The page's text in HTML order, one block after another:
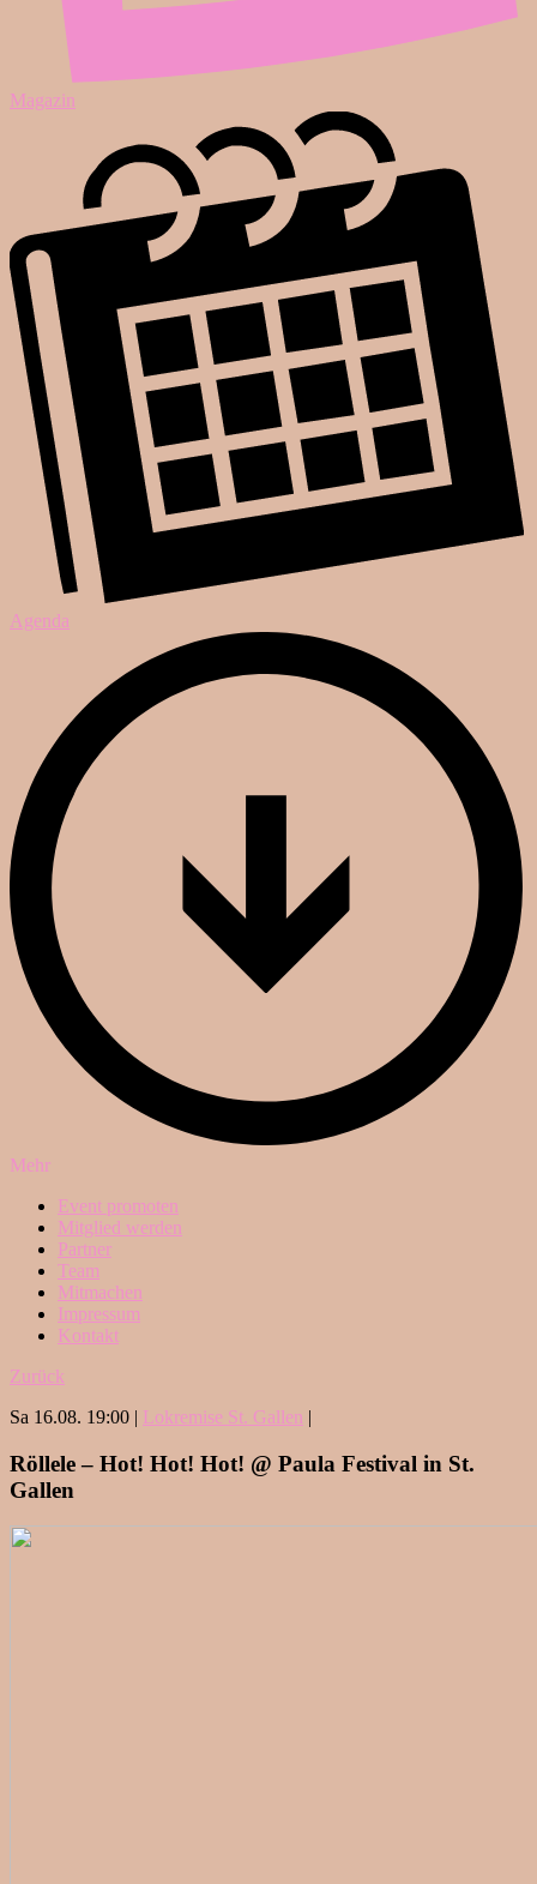
Magazin
Agenda
Mehr
Event promoten
Mitglied werden
Partner
Team
Mitmachen
Impressum
Kontakt
Zurück
Sa 16.08. 19:00 | Lokremise St. Gallen |
Röllele – Hot! Hot! Hot! @ Paula Festival in St.
Gallen